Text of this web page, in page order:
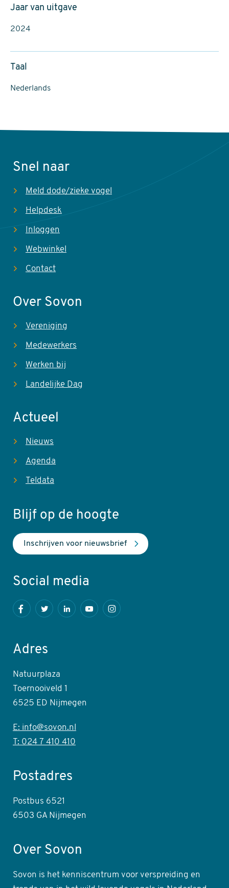
Jaar van uitgave
2024
Taal
Nederlands
Snel naar
Meld dode/zieke vogel
Helpdesk
Inloggen
Webwinkel
Contact
Over Sovon
Vereniging
Medewerkers
Werken bij
Landelijke Dag
Actueel
Nieuws
Agenda
Teldata
Blijf op de hoogte
Inschrijven voor nieuwsbrief
Social media
Adres
Natuurplaza
Toernooiveld 1
6525 ED Nijmegen
E: info@sovon.nl
T: 024 7 410 410
Postadres
Postbus 6521
6503 GA Nijmegen
Over Sovon
Sovon is het kenniscentrum voor verspreiding en